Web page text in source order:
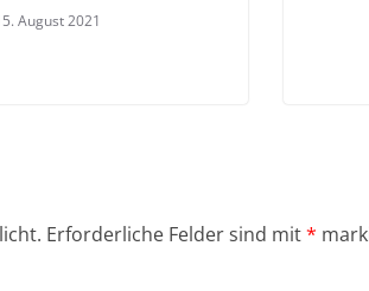
August 2021
Erforderliche Felder sind mit*